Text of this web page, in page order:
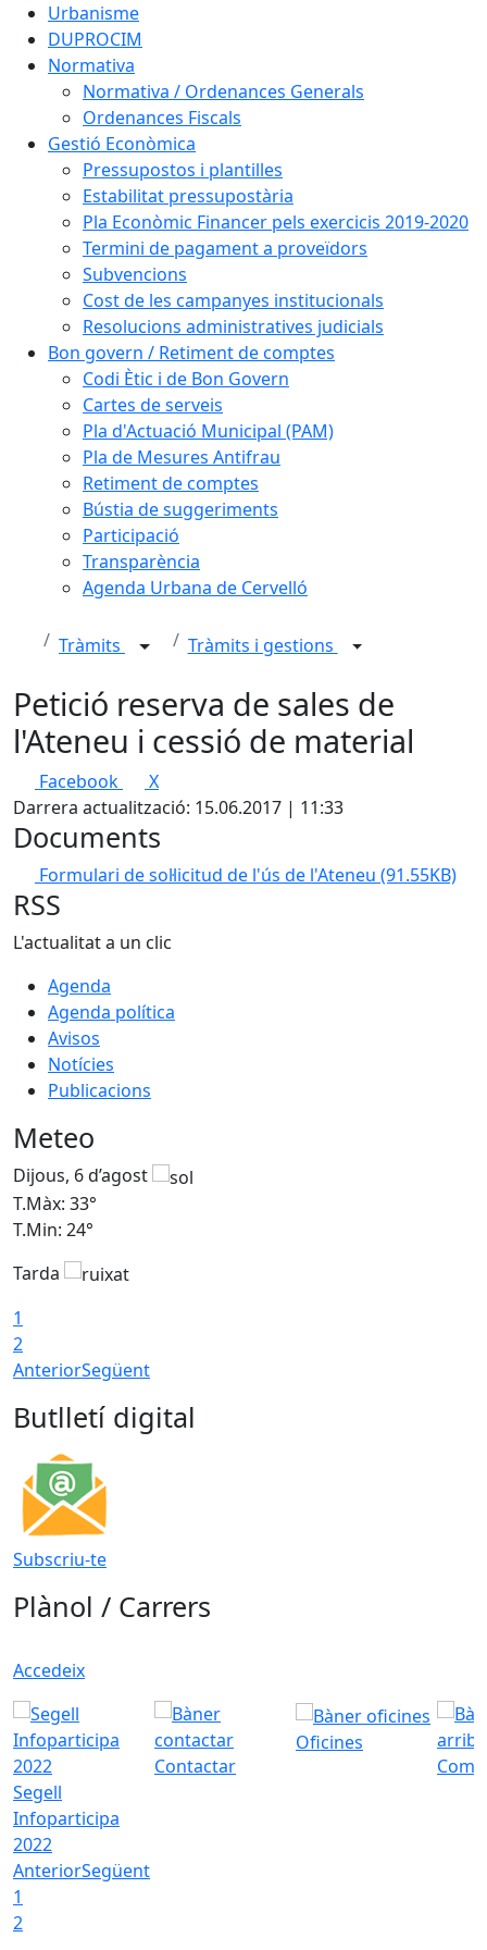
Urbanisme
DUPROCIM
Normativa
Normativa / Ordenances Generals
Ordenances Fiscals
Gestió Econòmica
Pressupostos i plantilles
Estabilitat pressupostària
Pla Econòmic Financer pels exercicis 2019-2020
Termini de pagament a proveïdors
Subvencions
Cost de les campanyes institucionals
Resolucions administratives judicials
Bon govern / Retiment de comptes
Codi Ètic i de Bon Govern
Cartes de serveis
Pla d'Actuació Municipal (PAM)
Pla de Mesures Antifrau
Retiment de comptes
Bústia de suggeriments
Participació
Transparència
Agenda Urbana de Cervelló
Tràmits Tràmits i gestions
Petició reserva de sales de
l'Ateneu i cessió de material
Facebook
X
Darrera actualització: 15.06.2017 | 11:33
Documents
Formulari de sol·licitud de l'ús de l'Ateneu (91.55KB)
RSS
L'actualitat a un clic
Agenda
Agenda política
Avisos
Notícies
Publicacions
Meteo
Dijous, 6 d’agost
T.Màx: 33°
T.Min: 24°
Tarda
1
2
AnteriorSegüent
Butlletí digital
Subscriu-te
Plànol / Carrers
Accedeix
Segell
Infoparticipa
2022
Contactar
Oficines
Com
AnteriorSegüent
1
2